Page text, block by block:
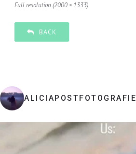
Full resolution (2000 × 1333)
BACK
ALICIAPOSTFOTOGRAFIE